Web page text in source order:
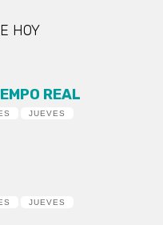
HOY
REAL
JUEVES
JUEVES